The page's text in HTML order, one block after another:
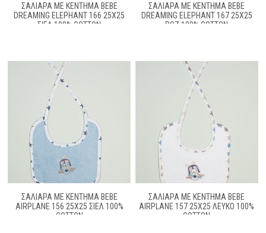
ΣΑΛΙΑΡΑ ΜΕ ΚΈΝΤΗΜΑ BEBE
DREAMING ELEPHANT 166 25X25
ΣΙΕΛ 100% COTTON
ΣΑΛΙΑΡΑ ΜΕ ΚΈΝΤΗΜΑ BEBE
DREAMING ELEPHANT 167 25X25
ΡΟΖ 100% COTTON
ΣΑΛΙΑΡΑ ΜΕ ΚΈΝΤΗΜΑ BEBE
AIRPLANE 156 25X25 ΣΙΕΛ 100%
COTTON
ΣΑΛΙΑΡΑ ΜΕ ΚΈΝΤΗΜΑ BEBE
AIRPLANE 157 25X25 ΛΕΥΚΌ 100%
COTTON